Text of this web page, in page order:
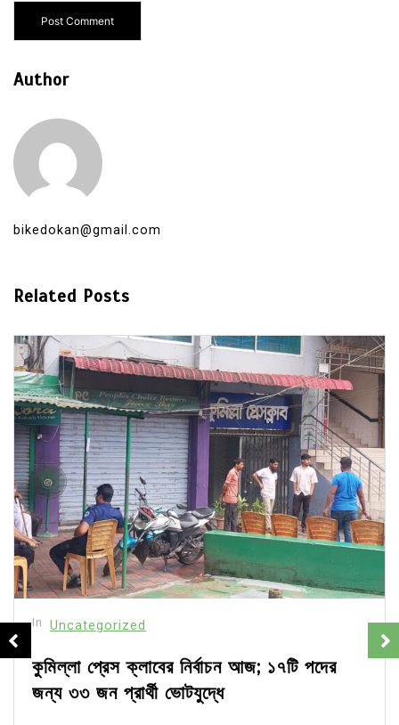
Author
bikedokan@gmail.com
Related Posts
In Uncategorized
কুমিল্লা প্রেস ক্লাবের নির্বাচন আজ; ১৭টি পদের
জন্য ৩৩ জন প্রার্থী ভোটযুদ্ধে